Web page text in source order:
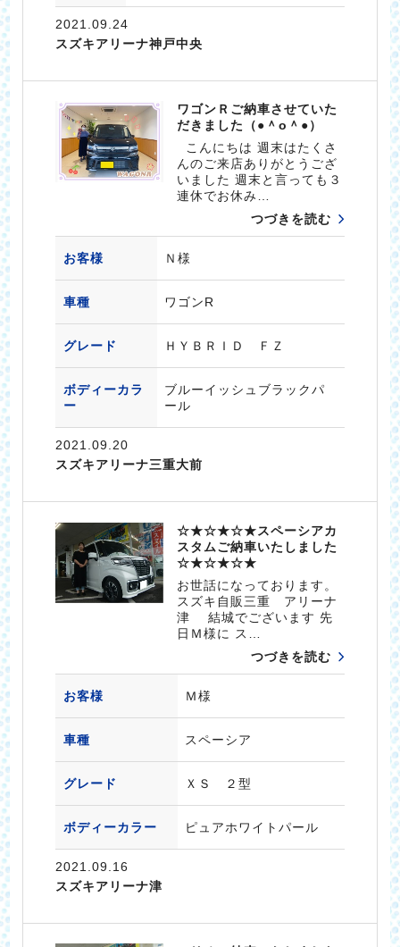
2021.09.24
スズキアリーナ神戸中央
ワゴンＲご納車させていた
だきました（●＾o＾●）
こんにちは 週末はたくさ
んのご来店ありがとうござ
いました 週末と言っても３
連休でお休み…
つづきを読む
お客様 Ｎ様
車種 ワゴンR
グレード ＨＹＢＲＩＤ ＦＺ
ボディーカラ
ー
ブルーイッシュブラックパ
ール
2021.09.20
スズキアリーナ三重大前
☆★☆★☆★スペーシアカ
スタムご納車いたしました
☆★☆★☆★
お世話になっております。
スズキ自販三重 アリーナ
津 結城でございます 先
日Ｍ様に ス…
つづきを読む
お客様 Ｍ様
車種 スペーシア
グレード ＸＳ ２型
ボディーカラー ピュアホワイトパール
2021.09.16
スズキアリーナ津